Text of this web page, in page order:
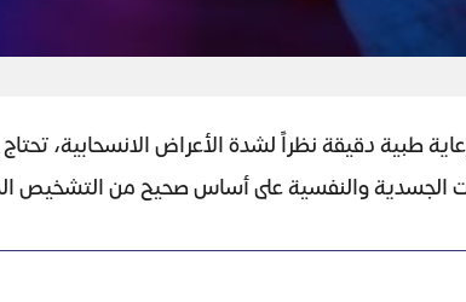
طبية دقيقة نظراً لشدة الأعراض الانسحابية،
الجسدية والنفسية على أساس صحيح من التشخيص